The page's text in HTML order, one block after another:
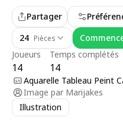
Joueurs
14
Temps complétés
14
Partager
24 Pièces
Aquarelle Tableau Peint
Image par Marijakes
Illustration